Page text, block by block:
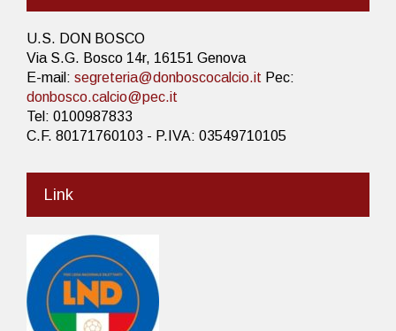
U.S. DON BOSCO
Via S.G. Bosco 14r, 16151 Genova
E-mail: segreteria@donboscocalcio.it Pec:
donbosco.calcio@pec.it
Tel: 0100987833
C.F. 80171760103 - P.IVA: 03549710105
Link